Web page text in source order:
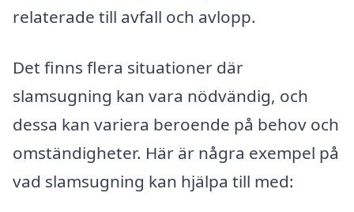
relaterade till avfall och avlopp.
Det finns flera situationer där
slamsugning kan vara nödvändig, och
dessa kan variera beroende på behov och
omständigheter. Här är några exempel på
vad slamsugning kan hjälpa till med: